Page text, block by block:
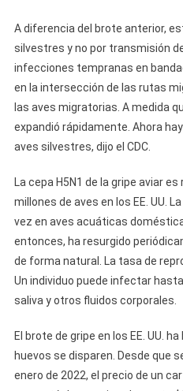
A diferencia del brote anterior,
silvestres y no por transmisión
infecciones tempranas en
en la intersección de las rutas
las aves migratorias. A medida
expandió rápidamente. Ahora
aves silvestres, dijo el CDC.
La cepa H5N1 de la gripe aviar
millones de aves en los EE. UU.
vez en aves acuáticas
entonces, ha resurgido
de forma natural. La tasa de
Un individuo puede infectar
saliva y otros fluidos corporales.
El brote de gripe en los EE. UU.
huevos se disparen. Desde que
enero de 2022, el precio de un